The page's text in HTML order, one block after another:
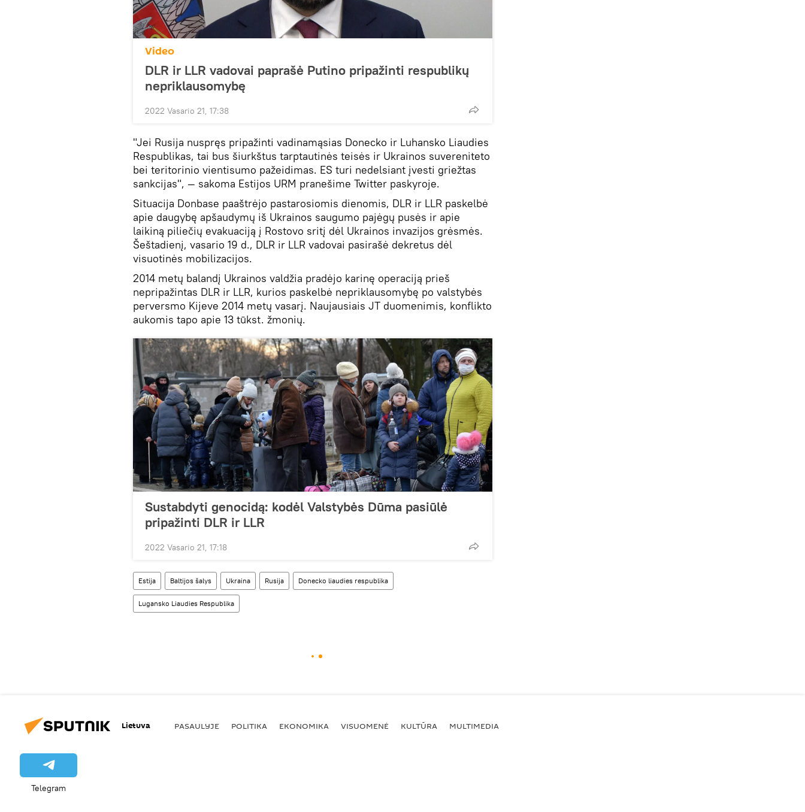
Video
DLR ir LLR vadovai paprašė Putino pripažinti respublikų
nepriklausomybę
2022 Vasario 21, 17:38
"Jei Rusija nuspręs pripažinti vadinamąsias Donecko ir Luhansko Liaudies
Respublikas, tai bus šiurkštus tarptautinės teisės ir Ukrainos suvereniteto
bei teritorinio vientisumo pažeidimas. ES turi nedelsiant įvesti griežtas
sankcijas", — sakoma Estijos URM pranešime Twitter paskyroje.
Situacija Donbase paaštrėjo pastarosiomis dienomis, DLR ir LLR paskelbė
apie daugybę apšaudymų iš Ukrainos saugumo pajėgų pusės ir apie
laikiną piliečių evakuaciją į Rostovo sritį dėl Ukrainos invazijos grėsmės.
Šeštadienį, vasario 19 d., DLR ir LLR vadovai pasirašė dekretus dėl
visuotinės mobilizacijos.
2014 metų balandį Ukrainos valdžia pradėjo karinę operaciją prieš
nepripažintas DLR ir LLR, kurios paskelbė nepriklausomybę po valstybės
perversmo Kijeve 2014 metų vasarį. Naujausiais JT duomenimis, konflikto
aukomis tapo apie 13 tūkst. žmonių.
Sustabdyti genocidą: kodėl Valstybės Dūma pasiūlė
pripažinti DLR ir LLR
2022 Vasario 21, 17:18
Estija Baltijos šalys Ukraina Rusija Donecko liaudies respublika
Lugansko Liaudies Respublika
Lietuva PASAULYJE POLITIKA EKONOMIKA VISUOMENĖ KULTŪRA MULTIMEDIA
Telegram